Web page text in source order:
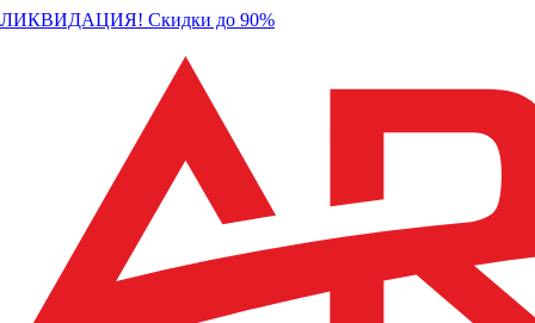
ЛИКВИДАЦИЯ! Скидки до 90%